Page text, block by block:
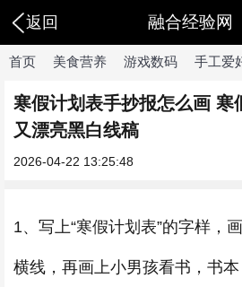
返回 融合经验网
首页 美食营养 游戏数码 手工爱
寒假计划表手抄报怎么画 寒
又漂亮黑白线稿
2026-04-22 13:25:48
1、写上“寒假计划表”的字样，
横线，再画上小男孩看书，书